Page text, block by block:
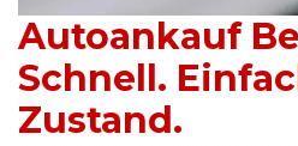
Autoankauf
Schnell.
Zustand.